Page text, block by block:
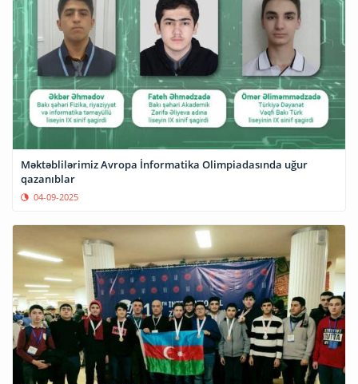
Məktəblilərimiz Avropa İnformatika Olimpiadasında uğur
qazanıblar
04-09-2025